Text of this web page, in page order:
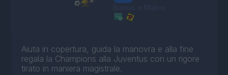
Aiuta in copertura, guida la manovra e alla fine
regala la Champions alla Juventus con un rigore
tirato in maniera magistrale.